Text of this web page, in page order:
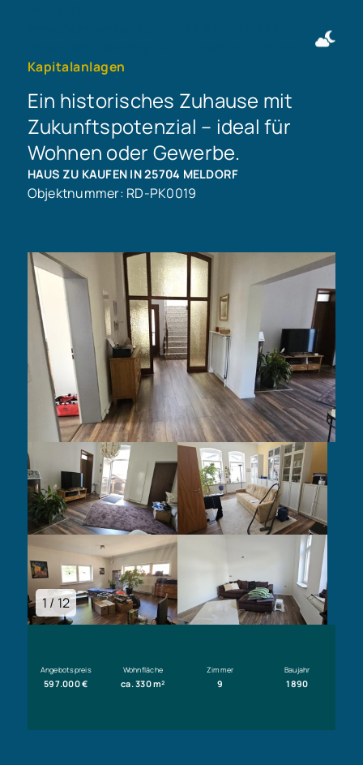
Kapitalanlagen
Ein historisches Zuhause mit
Zukunftspotenzial – ideal für
Wohnen oder Gewerbe.
HAUS ZU KAUFEN IN 25704 MELDORF
Objektnummer: RD-PK0019
1 / 12
Angebotspreis
597.000 €
Wohnfläche
ca. 330 m²
Zimmer
9
Baujahr
1890